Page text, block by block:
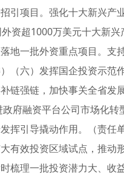
引项目。强化十大新兴
资超1000万美元十大新
地一批外资重点项目。
（六）发挥国企投资示
链强链，加快事关全省发
府融资平台公司市场化
挥引导撬动作用。（责
有效投资区域试点，推
梳理一批投资潜力大、